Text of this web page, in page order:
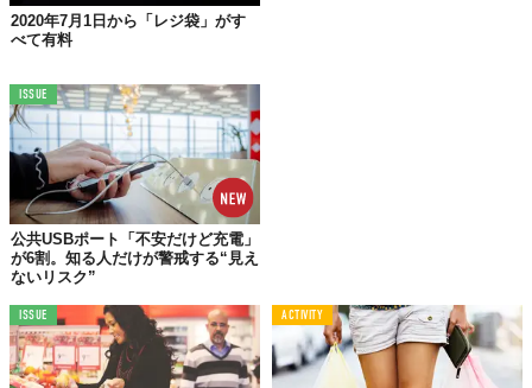
止」になりました。さらに違反した小売店は
支払う義務が課せられます。すでにマウイ島は2008年に、翌年は
カウアイ島で、さらに2013年にはハワイ島でも禁じられているた
め、オアフ島で法令が施行されたことによりハワイは
のレジ袋を全面禁止した州となりました。100%リサイクルできる
紙袋や、生分解性品として認定された堆肥ビニールバッグなどは
使用可能ですが、お土産としても人気の
るなどハワイに行く際は注意が必要です。
2015年10月
イギリスでレジ袋が「有料化」
2020年7月1日から「レジ袋」がす
べて有料
ISSUE
公共USBポート「不安だけど充電」
が6割。知る人だけが警戒する“見え
ないリスク”
ISSUE ACTIVITY